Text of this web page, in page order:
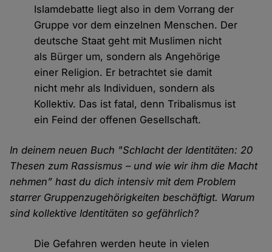
Islamdebatte liegt also in dem Vorrang der
Gruppe vor dem einzelnen Menschen. Der
deutsche Staat geht mit Muslimen nicht
als Bürger um, sondern als Angehörige
einer Religion. Er betrachtet sie damit
nicht mehr als Individuen, sondern als
Kollektiv. Das ist fatal, denn Tribalismus ist
ein Feind der offenen Gesellschaft.
In deinem neuen Buch "Schlacht der Identitäten: 20
Thesen zum Rassismus – und wie wir ihm die Macht
nehmen” hast du dich intensiv mit dem Problem
starrer Gruppenzugehörigkeiten beschäftigt. Warum
sind kollektive Identitäten so gefährlich?
Die Gefahren werden heute in vielen